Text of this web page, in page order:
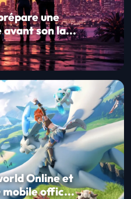
une
son la...
Online et
mobile offic...